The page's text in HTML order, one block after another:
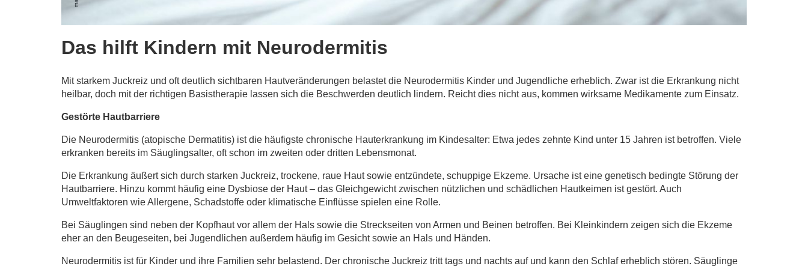
Das hilft Kindern mit Neurodermitis
Mit starkem Juckreiz und oft deutlich sichtbaren Hautveränderungen belastet die Neurodermitis Kinder und Jugendliche erheblich. Zwar ist die Erkrankung nicht
heilbar, doch mit der richtigen Basistherapie lassen sich die Beschwerden deutlich lindern. Reicht dies nicht aus, kommen wirksame Medikamente zum Einsatz.
Gestörte Hautbarriere
Die Neurodermitis (atopische Dermatitis) ist die häufigste chronische Hauterkrankung im Kindesalter: Etwa jedes zehnte Kind unter 15 Jahren ist betroffen. Viele
erkranken bereits im Säuglingsalter, oft schon im zweiten oder dritten Lebensmonat.
Die Erkrankung äußert sich durch starken Juckreiz, trockene, raue Haut sowie entzündete, schuppige Ekzeme. Ursache ist eine genetisch bedingte Störung der
Hautbarriere. Hinzu kommt häufig eine Dysbiose der Haut – das Gleichgewicht zwischen nützlichen und schädlichen Hautkeimen ist gestört. Auch
Umweltfaktoren wie Allergene, Schadstoffe oder klimatische Einflüsse spielen eine Rolle.
Bei Säuglingen sind neben der Kopfhaut vor allem der Hals sowie die Streckseiten von Armen und Beinen betroffen. Bei Kleinkindern zeigen sich die Ekzeme
eher an den Beugeseiten, bei Jugendlichen außerdem häufig im Gesicht sowie an Hals und Händen.
Neurodermitis ist für Kinder und ihre Familien sehr belastend. Der chronische Juckreiz tritt tags und nachts auf und kann den Schlaf erheblich stören. Säuglinge